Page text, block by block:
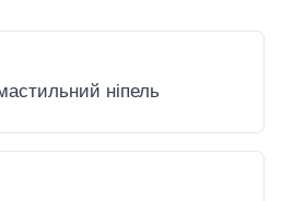
ніпель